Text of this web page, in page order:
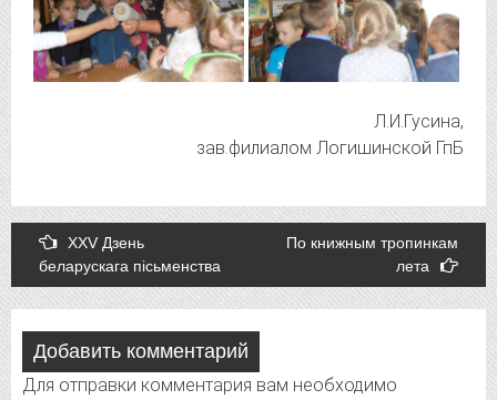
Л.И.Гусина,
зав.филиалом Логишинской ГпБ
Post
navigation
XXV Дзень
беларускага пісьменства
По книжным тропинкам
лета
Добавить комментарий
Для отправки комментария вам необходимо